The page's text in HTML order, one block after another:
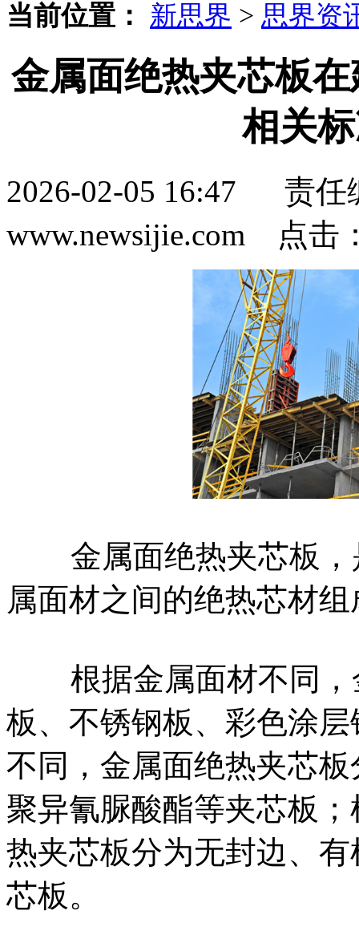
当前位置： 新思界 > 思界资
金属面绝热夹芯板
相关
2026-02-05 16:47 责
www.newsijie.com 点击
金属面绝热夹芯板，
属面材之间的绝热芯材
根据金属面材不同，
板、不锈钢板、彩色涂
不同，金属面绝热夹芯
聚异氰脲酸酯等夹芯板
热夹芯板分为无封边、
芯板。